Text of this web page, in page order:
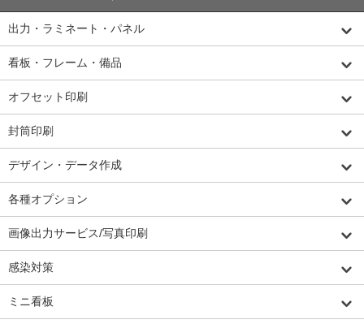
出力・ラミネート・パネル
看板・フレーム・備品
オフセット印刷
封筒印刷
デザイン・データ作成
各種オプション
画像出力サービス/写真印刷
感染対策
ミニ看板